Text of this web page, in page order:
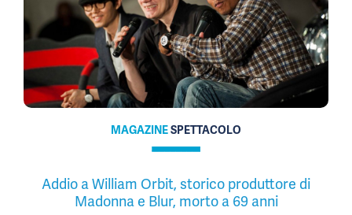
MAGAZINESPETTACOLO
Addio a William Orbit, storico produttore di
Madonna e Blur, morto a 69 anni